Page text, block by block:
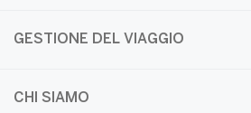
GESTIONE DEL VIAGGIO
CHI SIAMO